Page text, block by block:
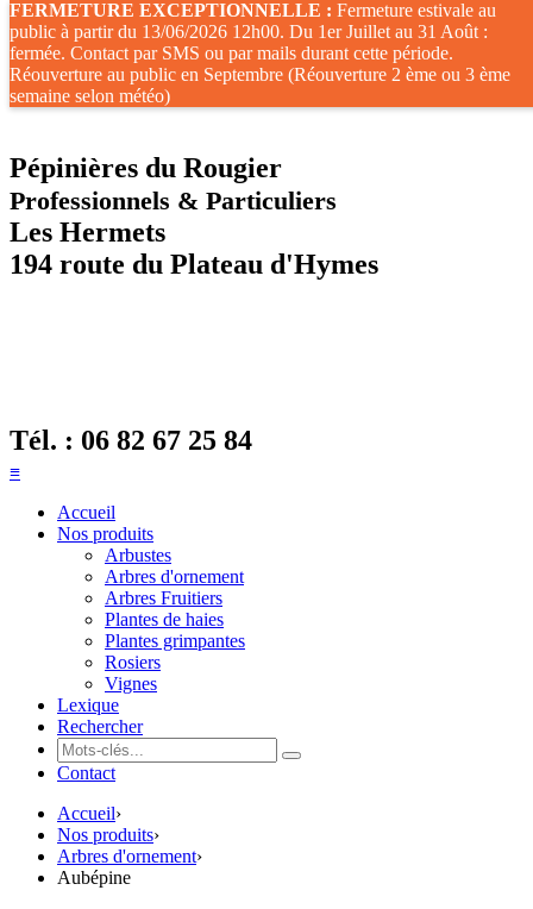
FERMETURE EXCEPTIONNELLE : Fermeture estivale au
public à partir du 13/06/2026 12h00. Du 1er Juillet au 31 Août :
fermée. Contact par SMS ou par mails durant cette période.
Réouverture au public en Septembre (Réouverture 2 ème ou 3 ème
semaine selon météo)
Pépinières du Rougier
Professionnels & Particuliers
Les Hermets
194 route du Plateau d'Hymes
Tél. : 06 82 67 25 84
≡
Accueil
Nos produits
Arbustes
Arbres d'ornement
Arbres Fruitiers
Plantes de haies
Plantes grimpantes
Rosiers
Vignes
Lexique
Rechercher
Contact
Accueil›
Nos produits›
Arbres d'ornement›
Aubépine